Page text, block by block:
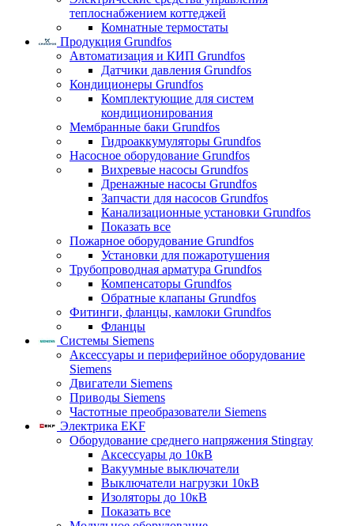
теплоснабжением коттеджей
Комнатные термостаты
Продукция Grundfos
Автоматизация и КИП Grundfos
Датчики давления Grundfos
Кондиционеры Grundfos
Комплектующие для систем
кондиционирования
Мембранные баки Grundfos
Гидроаккумуляторы Grundfos
Насосное оборудование Grundfos
Вихревые насосы Grundfos
Дренажные насосы Grundfos
Запчасти для насосов Grundfos
Канализационные установки Grundfos
Показать все
Пожарное оборудование Grundfos
Установки для пожаротушения
Трубопроводная арматура Grundfos
Компенсаторы Grundfos
Обратные клапаны Grundfos
Фитинги, фланцы, камлоки Grundfos
Фланцы
Системы Siemens
Аксессуары и периферийное оборудование
Siemens
Двигатели Siemens
Приводы Siemens
Частотные преобразователи Siemens
Электрика EKF
Оборудование среднего напряжения Stingray
Аксессуары до 10кВ
Вакуумные выключатели
Выключатели нагрузки 10кВ
Изоляторы до 10кВ
Показать все